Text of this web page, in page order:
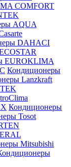
COMFORT
AQUA
DAHACI
EUROKLIMA
Кондиционеры
Lanzkraft
Кондиционеры
Tosot
Mitsubishi